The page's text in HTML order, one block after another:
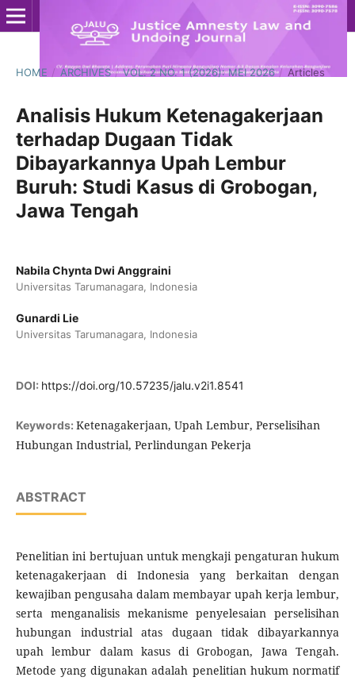
HOME / ARCHIVES / VOL. 2 NO. 1 (2026): MEI 2026 / Articles
Analisis Hukum Ketenagakerjaan
terhadap Dugaan Tidak
Dibayarkannya Upah Lembur
Buruh: Studi Kasus di Grobogan,
Jawa Tengah
Nabila Chynta Dwi Anggraini
Universitas Tarumanagara, Indonesia
Gunardi Lie
Universitas Tarumanagara, Indonesia
DOI: https://doi.org/10.57235/jalu.v2i1.8541
Keywords: Ketenagakerjaan, Upah Lembur, Perselisihan
Hubungan Industrial, Perlindungan Pekerja
ABSTRACT
Penelitian ini bertujuan untuk mengkaji pengaturan hukum
ketenagakerjaan di Indonesia yang berkaitan dengan
kewajiban pengusaha dalam membayar upah kerja lembur,
serta menganalisis mekanisme penyelesaian perselisihan
hubungan industrial atas dugaan tidak dibayarkannya
upah lembur dalam kasus di Grobogan, Jawa Tengah.
Metode yang digunakan adalah penelitian hukum normatif